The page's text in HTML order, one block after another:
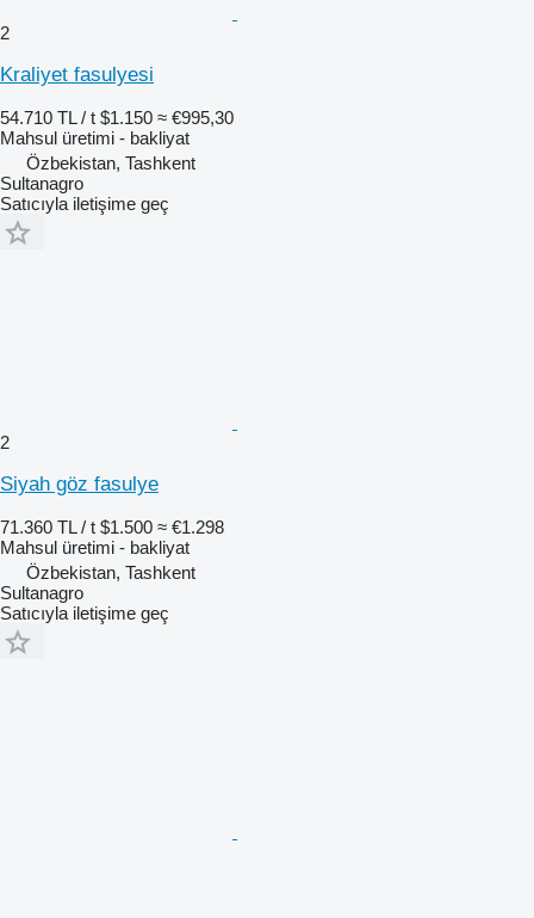
2
Kraliyet fasulyesi
54.710 TL / t $1.150 ≈ €995,30
Mahsul üretimi - bakliyat
Özbekistan, Tashkent
Sultanagro
Satıcıyla iletişime geç
2
Siyah göz fasulye
71.360 TL / t $1.500 ≈ €1.298
Mahsul üretimi - bakliyat
Özbekistan, Tashkent
Sultanagro
Satıcıyla iletişime geç